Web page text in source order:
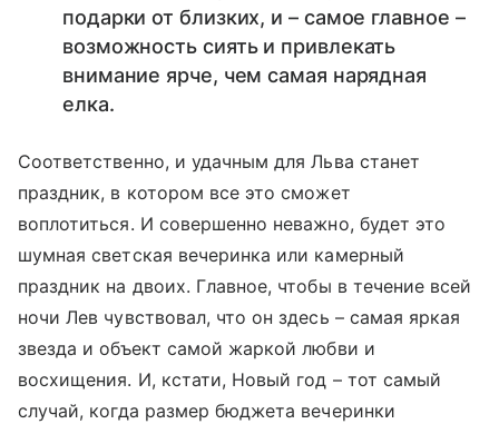
подарки от близких, и – самое главное –
возможность сиять и привлекать
внимание ярче, чем самая нарядная
елка.
Соответственно, и удачным для Льва станет
праздник, в котором все это сможет
воплотиться. И совершенно неважно, будет это
шумная светская вечеринка или камерный
праздник на двоих. Главное, чтобы в течение всей
ночи Лев чувствовал, что он здесь – самая яркая
звезда и объект самой жаркой любви и
восхищения. И, кстати, Новый год – тот самый
случай, когда размер бюджета вечеринки